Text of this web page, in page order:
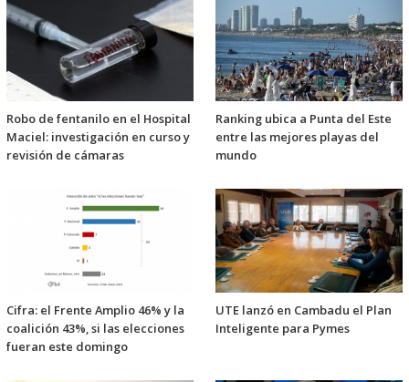
Robo de fentanilo en el Hospital
Maciel: investigación en curso y
revisión de cámaras
Ranking ubica a Punta del Este
entre las mejores playas del
mundo
Cifra: el Frente Amplio 46% y la
coalición 43%, si las elecciones
fueran este domingo
UTE lanzó en Cambadu el Plan
Inteligente para Pymes